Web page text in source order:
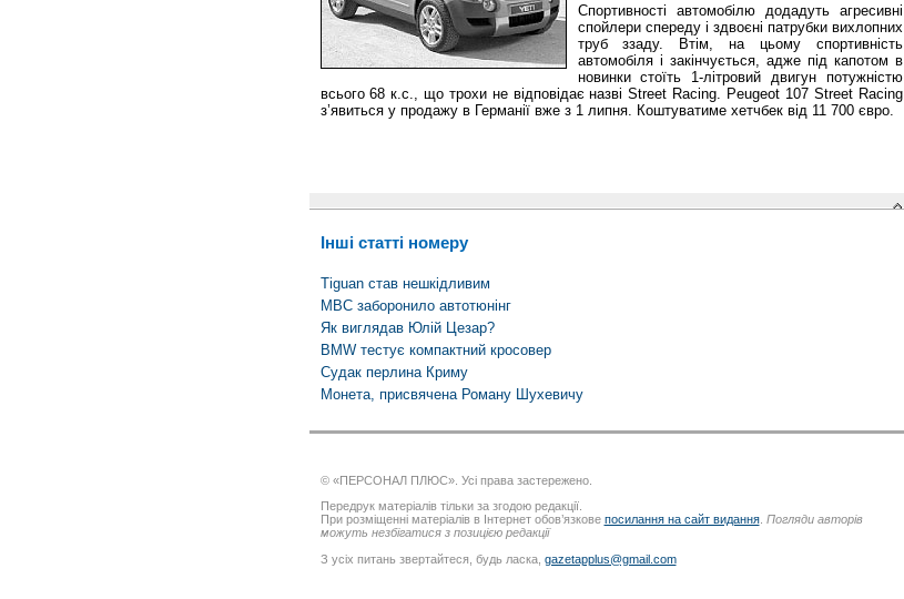
Спортивності автомобілю додадуть агресивні
спойлери спереду і здвоєні патрубки вихлопних
труб ззаду. Втім, на цьому спортивність
автомобіля і закінчується, адже під капотом в
новинки стоїть 1-літровий двигун потужністю
всього 68 к.с., що трохи не відповідає назві Street Racing. Peugeot 107 Street Racing
з’явиться у продажу в Германії вже з 1 липня. Коштуватиме хетчбек від 11 700 євро.
Інші статті номеру
Tiguan став нешкідливим
МВС заборонило автотюнінг
Як виглядав Юлій Цезар?
BMW тестує компактний кросовер
Судак перлина Криму
Монета, присвячена Роману Шухевичу
© «ПЕРСОНАЛ ПЛЮС». Усі права застережено.
Передрук матеріалів тільки за згодою редакції.
При розміщенні матеріалів в Інтернет обов’язкове посилання на сайт видання. Погляди авторів
можуть незбігатися з позицією редакції
З усіх питань звертайтеся, будь ласка, gazetapplus@gmail.com